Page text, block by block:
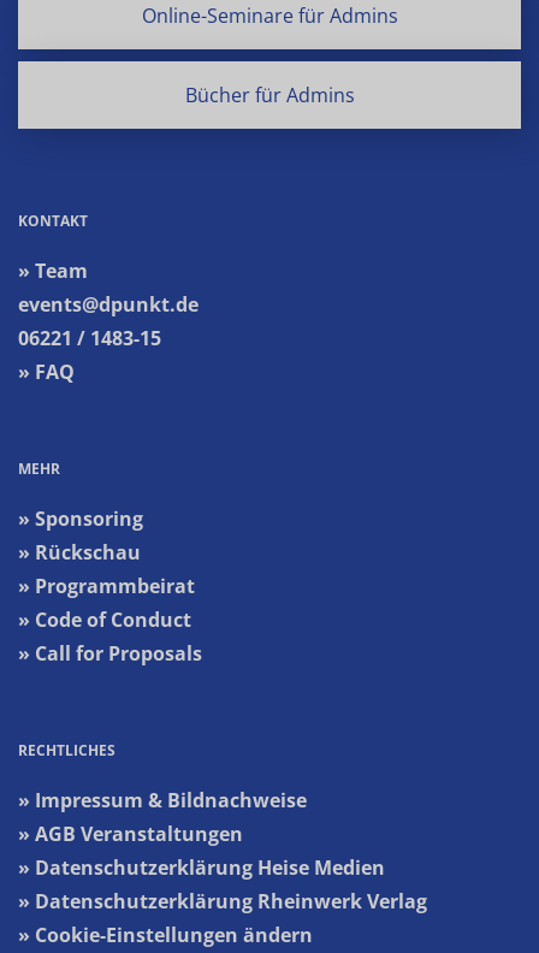
Online-Seminare für Admins
Bücher für Admins
KONTAKT
» Team
events@dpunkt.de
06221 / 1483-15
» FAQ
MEHR
» Sponsoring
» Rückschau
» Programmbeirat
» Code of Conduct
» Call for Proposals
RECHTLICHES
» Impressum & Bildnachweise
» AGB Veranstaltungen
» Datenschutzerklärung Heise Medien
» Datenschutzerklärung Rheinwerk Verlag
» Cookie-Einstellungen ändern